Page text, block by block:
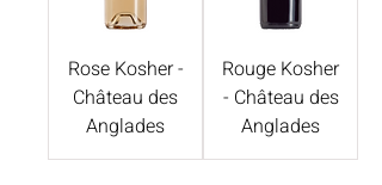
Rouge Kosher
- Château des
Anglades
Rose Kosher -
Château des
Anglades